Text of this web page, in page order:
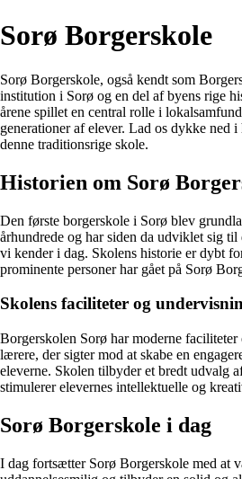
Sorø Borgerskole
Sorø Borgerskole, også kendt som
institution i Sorø og en del af byens rige
årene spillet en central rolle i
generationer af elever. Lad os dykke ned
denne traditionsrige skole.
Historien om Sorø
Den første borgerskole i Sorø blev
århundrede og har siden da udviklet sig
vi kender i dag. Skolens historie er dybt
prominente personer har gået på Sorø
Skolens faciliteter og
Borgerskolen Sorø har moderne faciliteter
lærere, der sigter mod at skabe en
eleverne. Skolen tilbyder et bredt udvalg
stimulerer elevernes intellektuelle og
Sorø Borgerskole i dag
I dag fortsætter Sorø Borgerskole med at